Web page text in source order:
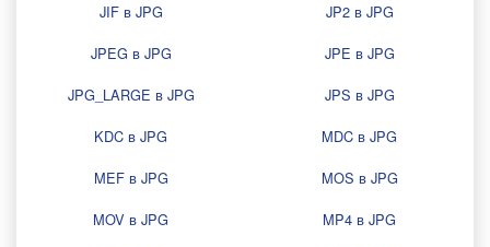
JIF в JPG
JP2 в JPG
JPEG в JPG
JPE в JPG
JPG_LARGE в JPG
JPS в JPG
KDC в JPG
MDC в JPG
MEF в JPG
MOS в JPG
MOV в JPG
MP4 в JPG